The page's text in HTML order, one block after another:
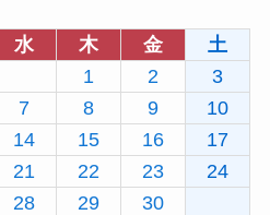
水 木 金
土
1
2
3
7 8 9
10
14 15 16
17
21 22 23
24
28 29 30